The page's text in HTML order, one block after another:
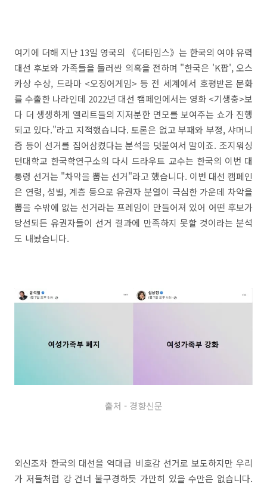
여기에 더해 지난 13일 영국의 《더타임스》는 한국의 여야 유력
대선 후보와 가족들을 둘러싼 의혹을 전하며 "한국은 'K팝', 오스
카상 수상, 드라마 <오징어게임> 등 전 세계에서 호평받은 문화
를 수출한 나라인데 2022년 대선 캠페인에서는 영화 <기생충>보
다 더 생생하게 엘리트들의 지저분한 면모를 보여주는 쇼가 진행
되고 있다."라고 지적했습니다. 토론은 없고 부패와 부정, 샤머니
즘 등이 선거를 집어삼켰다는 분석을 덧붙여서 말이죠. 조지워싱
턴대학교 한국학연구소의 다시 드라우트 교수는 한국의 이번 대
통령 선거는 "차악을 뽑는 선거"라고 했습니다. 이번 대선 캠페인
은 연령, 성별, 계층 등으로 유권자 분열이 극심한 가운데 차악을
뽑을 수밖에 없는 선거라는 프레임이 만들어져 있어 어떤 후보가
당선되든 유권자들이 선거 결과에 만족하지 못할 것이라는 분석
도 내놨습니다.
출처 - 경향신문
외신조차 한국의 대선을 역대급 비호감 선거로 보도하지만 우리
가 저들처럼 강 건너 불구경하듯 가만히 있을 수만은 없습니다.